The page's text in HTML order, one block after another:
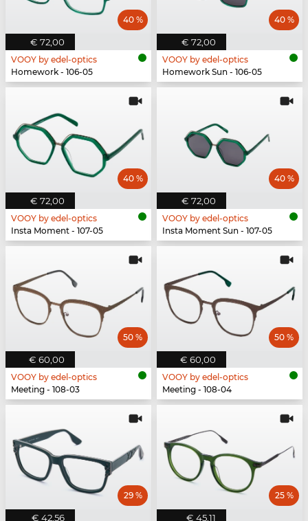
€ 72,00
40 %
VOOY by edel-optics
Homework - 106-05
€ 72,00
40 %
VOOY by edel-optics
Homework Sun - 106-05
€ 72,00
40 %
VOOY by edel-optics
Insta Moment - 107-05
€ 72,00
40 %
VOOY by edel-optics
Insta Moment Sun - 107-05
€ 60,00
50 %
VOOY by edel-optics
Meeting - 108-03
€ 60,00
50 %
VOOY by edel-optics
Meeting - 108-04
€ 42,56
29 %
€ 45,11
25 %